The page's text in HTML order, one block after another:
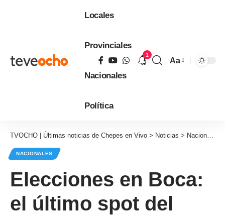
Locales
Provinciales
Nacionales
Política
1
Aa
TVOCHO | Últimas noticias de Chepes en Vivo > Noticias > Nacionales
NACIONALES
Elecciones en Boca:
el último spot del